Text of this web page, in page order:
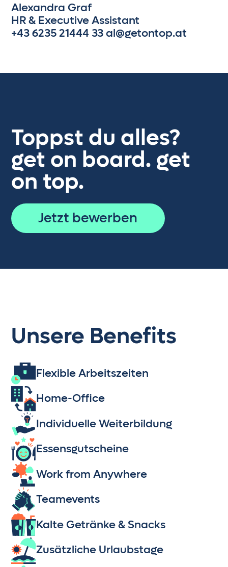
Alexandra Graf
HR & Executive Assistant
+43 6235 21444 33al@getontop.at
Toppst du alles?
get on board. get
on top.
Jetzt bewerben
Unsere Benefits
Flexible Arbeitszeiten
Home-Office
Individuelle Weiterbildung
Essensgutscheine
Work from Anywhere
Teamevents
Kalte Getränke & Snacks
Zusätzliche Urlaubstage